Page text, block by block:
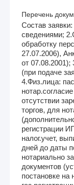
Перечень
Состав
сведениями;
обработку
27.07.2006),
от 07.08.2001);
(при подаче
4.Физ.лица:
отсутствии
торгов, для
регистрации
налог.учет,
дней до даты
нотариально
документов
постановке на